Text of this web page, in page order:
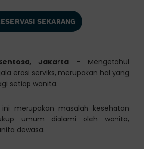
SEKARANG
Jakarta – Mengetahui
erosi serviks, merupakan hal yang
setiap wanita.
ini merupakan masalah kesehatan
umum dialami oleh wanita,
dewasa.